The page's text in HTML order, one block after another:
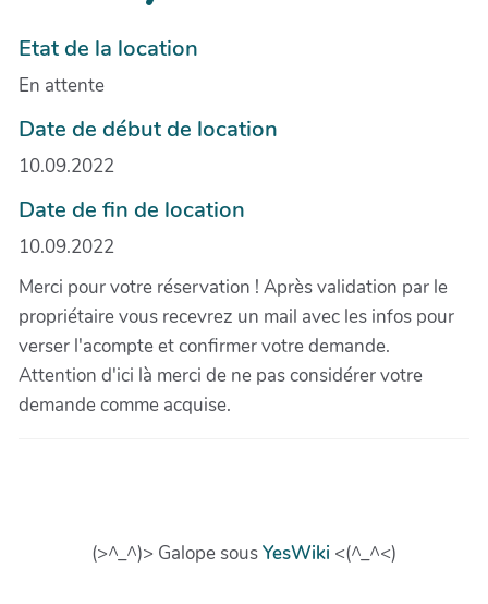
Etat de la location
En attente
Date de début de location
10.09.2022
Date de fin de location
10.09.2022
Merci pour votre réservation ! Après validation par le
propriétaire vous recevrez un mail avec les infos pour
verser l'acompte et confirmer votre demande.
Attention d'ici là merci de ne pas considérer votre
demande comme acquise.
(>^_^)> Galope sousYesWiki <(^_^<)